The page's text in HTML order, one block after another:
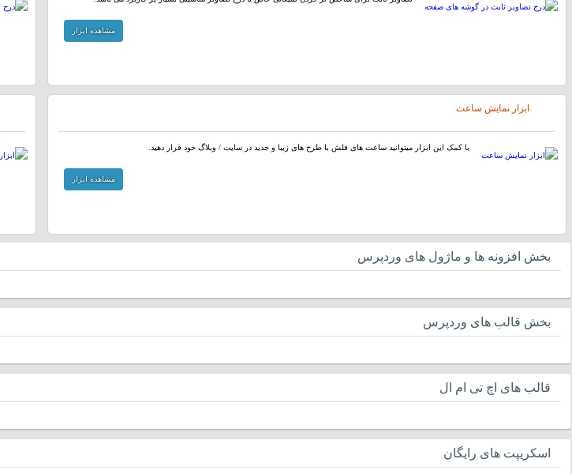
مشاهده ابزار
ابزار نمایش ساعت
با کمک این ابزار میتوانید ساعت های فلش با طرح های زیبا و جدید در سایت / وبلاگ خود قرار دهید.
مشاهده ابزار
بخش افزونه ها و ماژول های وردپرس
بخش قالب های وردپرس
قالب های اچ تی ام ال
اسکریپت های رایگان